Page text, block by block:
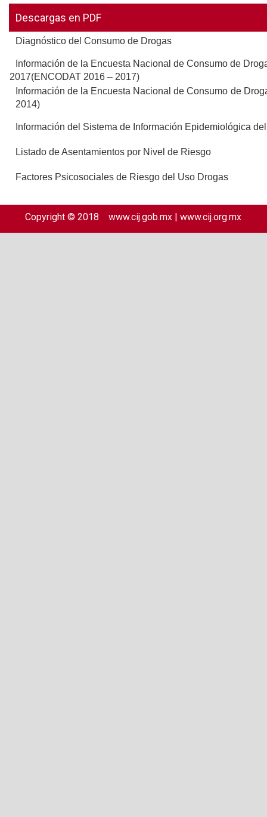
Descargas en PDF
Diagnóstico del Consumo de Drogas
Información de la Encuesta Nacional de Consumo de
2017(ENCODAT 2016 – 2017)
Información de la Encuesta Nacional de Consumo de
2014)
Información del Sistema de Información Epidemiológica
Listado de Asentamientos por Nivel de Riesgo
Factores Psicosociales de Riesgo del Uso Drogas
Copyright © 2018www.cij.gob.mx |www.cij.org.mx